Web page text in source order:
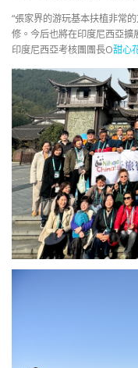
“張家界的游玩基本扶植非常
修。今后也將在印度尼西亞擴
印度尼西亞考核團團長O甜心